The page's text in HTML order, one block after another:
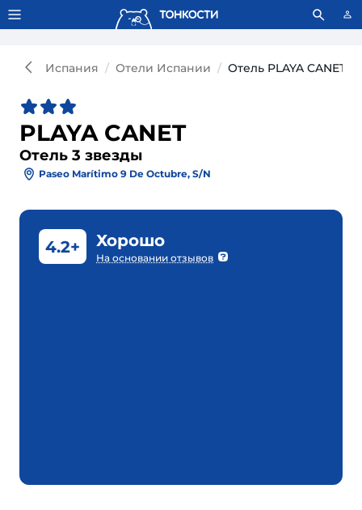
Тонкости используют сookie-файлы. Что это значит?
Испания Отели Испании Отель PLAYA CANET 3*
PLAYA CANET
Отель 3 звезды
Paseo Marítimo 9 De Octubre, S/n
4.2+ Хорошо
На основании отзывов